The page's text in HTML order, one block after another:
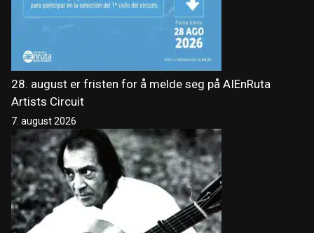
28. august er fristen for å melde seg på AIEnRuta
Artists Circuit
7. august 2026